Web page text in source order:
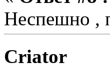
Неспешно ,
Criator